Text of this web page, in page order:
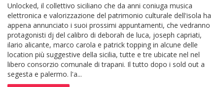
Unlocked, il collettivo siciliano che da anni coniuga musica
elettronica e valorizzazione del patrimonio culturale dell'isola ha
appena annunciato i suoi prossimi appuntamenti, che vedranno
protagonisti dj del calibro di deborah de luca, joseph capriati,
ilario alicante, marco carola e patrick topping in alcune delle
location più suggestive della sicilia, tutte e tre ubicate nel nel
libero consorzio comunale di trapani. Il tutto dopo i sold out a
segesta e palermo. l'a...